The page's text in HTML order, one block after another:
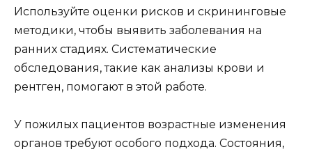
Используйте оценки рисков и скрининговые
методики, чтобы выявить заболевания на
ранних стадиях. Систематические
обследования, такие как анализы крови и
рентген, помогают в этой работе.
У пожилых пациентов возрастные изменения
органов требуют особого подхода. Состояния,